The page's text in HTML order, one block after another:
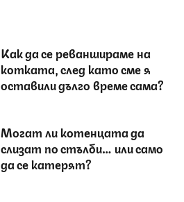
Как да се реваншираме на
котката, след като сме я
оставили дълго време сама?
Могат ли котенцата да
слизат по стълби… или само
да се катерят?